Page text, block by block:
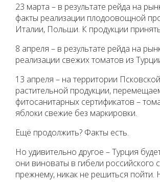
23 марта – в результате рейда на
факты реализации плодоовощной
Италии, Польши. К продукции
8 апреля – в результате рейда на
реализации свежих томатов из
13 апреля – на территории
растительной продукции,
фитосанитарных сертификатов –
яблоки свежие без маркировки.
Ещё продолжить? Факты есть.
Но удивительно другое – Турция
они виноваты в гибели российского
прежнему, никак не решиться пойти.